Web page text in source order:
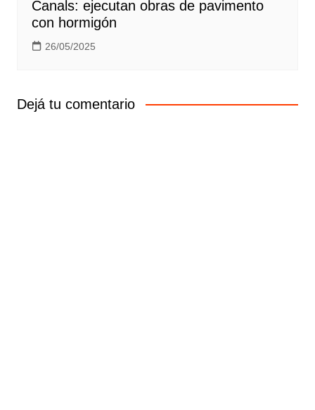
Canals: ejecutan obras de pavimento
con hormigón
26/05/2025
Dejá tu comentario